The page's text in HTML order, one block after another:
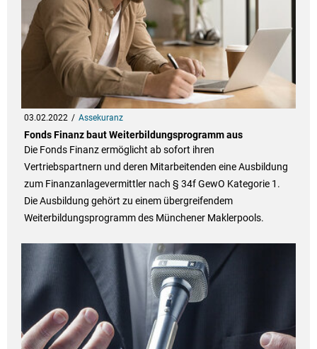
03.02.2022 Assekuranz
Fonds Finanz baut Weiterbildungsprogramm aus
Die Fonds Finanz ermöglicht ab sofort ihren
Vertriebspartnern und deren Mitarbeitenden eine Ausbildung
zum Finanzanlagevermittler nach § 34f GewO Kategorie 1.
Die Ausbildung gehört zu einem übergreifendem
Weiterbildungsprogramm des Münchener Maklerpools.